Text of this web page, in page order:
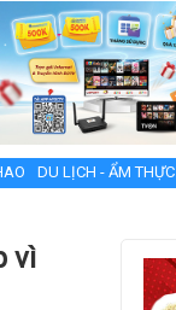
DU LỊCH - ẨM THỰC
vì